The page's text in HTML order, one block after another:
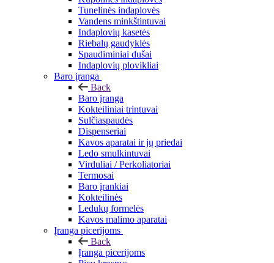
Tunelinės indaplovės
Vandens minkštintuvai
Indaplovių kasetės
Riebalų gaudyklės
Spaudiminiai dušai
Indaplovių plovikliai
Baro įranga
Back
Baro įranga
Kokteiliniai trintuvai
Sulčiaspaudės
Dispenseriai
Kavos aparatai ir jų priedai
Ledo smulkintuvai
Virduliai / Perkoliatoriai
Termosai
Baro įrankiai
Kokteilinės
Ledukų formelės
Kavos malimo aparatai
Įranga picerijoms
Back
Įranga picerijoms